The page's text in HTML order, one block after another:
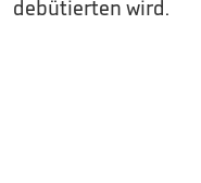
debütierten wird.